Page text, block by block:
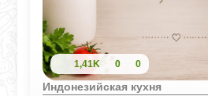
1,41K 0 0
Индонезийская кухня